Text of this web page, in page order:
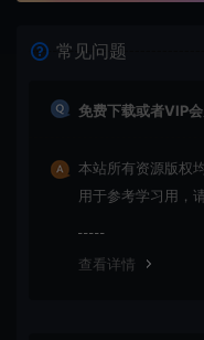
常见问题
免费下载或者VIP
本站所有资源版权
用于参考学习用，
查看详情